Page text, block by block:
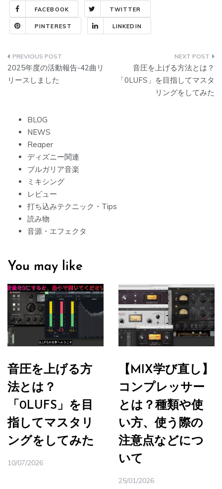
FACEBOOK TWITTER
PINTEREST LINKEDIN
投
稿
ビ
ー
ョ
ン
2025年度の活動報告-42曲リ
リースしました
音圧を上げる方法とは？
「0LUFS」を目指してマスタ
リングをしてみた
BLOG
NEWS
Reaper
ディズニー関連
ブルガリア音楽
ミキシング
レビュー
打ち込みテクニック・Tips
読み物
音源・エフェクタ
You may like
音圧を上げる方
法とは？
「0LUFS」を目
指してマスタリ
ングをしてみた
10/07/2026
【MIX学び直し】
コンプレッサー
とは？種類や使
い方、使う際の
注意点などにつ
いて
25/01/2026